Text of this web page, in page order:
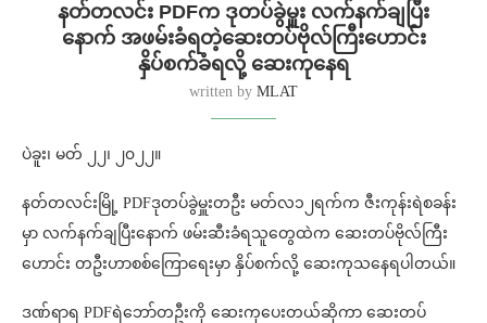
နတ်တလင်း PDFက ဒုတပ်ခွဲမှူး လက်နက်ချပြီး
နောက် အဖမ်းခံရတဲ့ဆေးတပ်ဗိုလ်ကြီးဟောင်း
နှိပ်စက်ခံရလို့ ဆေးကုနေရ
written by MLAT
ပဲခူး၊ မတ် ၂၂၊ ၂၀၂၂။
နတ်တလင်းမြို့ PDFဒုတပ်ခွဲမှူးတဦး မတ်လ၁၂ရက်က ဇီးကုန်းရဲစခန်း
မှာ လက်နက်ချပြီးနောက် ဖမ်းဆီးခံရသူတွေထဲက ဆေးတပ်ဗိုလ်ကြီး
ဟောင်း တဦးဟာစစ်ကြောရေးမှာ နှိပ်စက်လို့ ဆေးကုသနေရပါတယ်။
ဒဏ်ရာရ PDFရဲဘော်တဦးကို ဆေးကုပေးတယ်ဆိုကာ ဆေးတပ်